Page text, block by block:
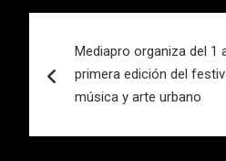
de
entradas
Mediapro organiza del 1
primera edición del
música y arte urbano